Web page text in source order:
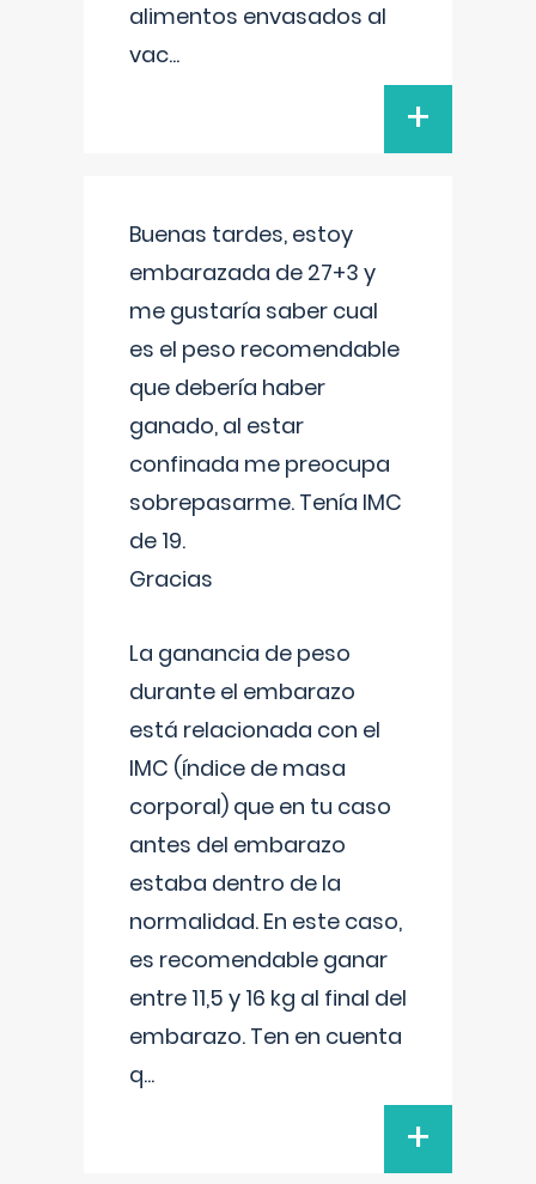
alimentos envasados al
vac...
+
Buenas tardes, estoy
embarazada de 27+3 y
me gustaría saber cual
es el peso recomendable
que debería haber
ganado, al estar
confinada me preocupa
sobrepasarme. Tenía IMC
de 19.
Gracias
La ganancia de peso
durante el embarazo
está relacionada con el
IMC (índice de masa
corporal) que en tu caso
antes del embarazo
estaba dentro de la
normalidad. En este caso,
es recomendable ganar
entre 11,5 y 16 kg al final del
embarazo. Ten en cuenta
q...
+